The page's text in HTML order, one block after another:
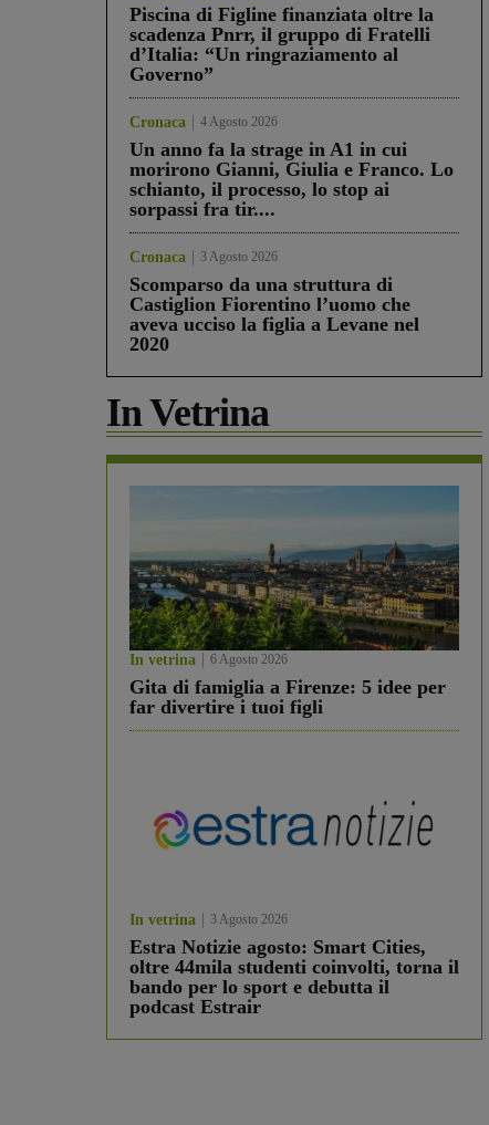
Piscina di Figline finanziata oltre la
scadenza Pnrr, il gruppo di Fratelli
d’Italia: “Un ringraziamento al
Governo”
Cronaca 4 Agosto 2026
Un anno fa la strage in A1 in cui
morirono Gianni, Giulia e Franco. Lo
schianto, il processo, lo stop ai
sorpassi fra tir....
Cronaca 3 Agosto 2026
Scomparso da una struttura di
Castiglion Fiorentino l’uomo che
aveva ucciso la figlia a Levane nel
2020
In Vetrina
In vetrina 6 Agosto 2026
Gita di famiglia a Firenze: 5 idee per
far divertire i tuoi figli
In vetrina 3 Agosto 2026
Estra Notizie agosto: Smart Cities,
oltre 44mila studenti coinvolti, torna il
bando per lo sport e debutta il
podcast Estrair